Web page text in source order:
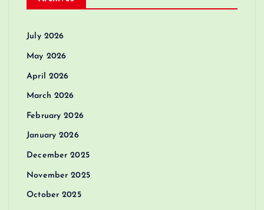
July 2026
May 2026
April 2026
March 2026
February 2026
January 2026
December 2025
November 2025
October 2025